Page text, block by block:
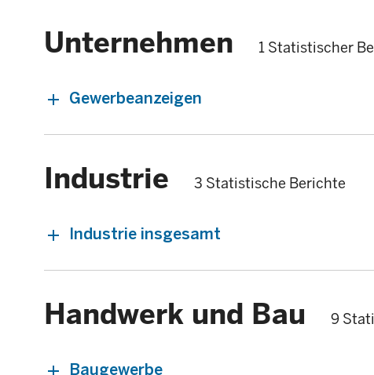
Unternehmen 1 Statistischer
Gewerbeanzeigen
Industrie 3 Statistische Berichte
Industrie insgesamt
Handwerk und Bau 9
Baugewerbe